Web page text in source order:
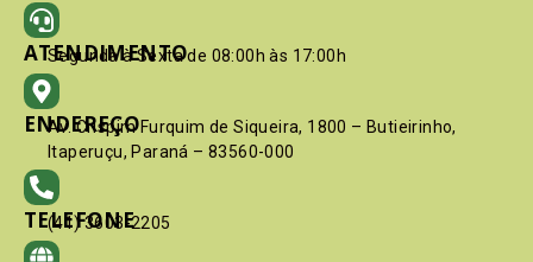
ATENDIMENTO
Segunda à Sexta de 08:00h às 17:00h
ENDEREÇO
Av. Crispim Furquim de Siqueira, 1800 – Butieirinho,
Itaperuçu, Paraná – 83560-000
TELEFONE
(41) 3603-2205